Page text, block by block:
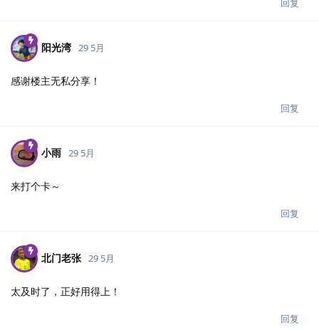
回复
阳光湾 29 5月
感谢楼主无私分享！
回复
小雨 29 5月
来打个卡～
回复
北门老张 29 5月
太及时了，正好用得上！
回复